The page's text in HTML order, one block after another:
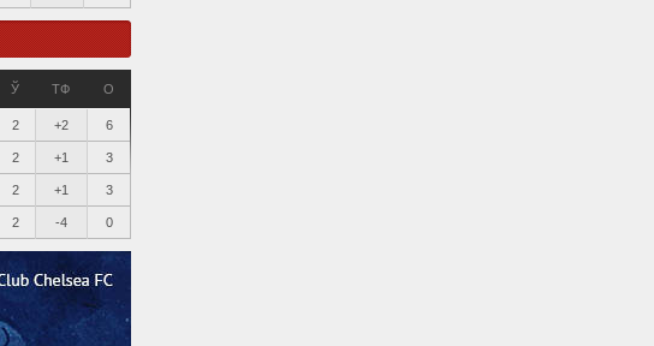
Ў ТФ О
2 +2 6
2 +1 3
2 +1 3
2 -4 0